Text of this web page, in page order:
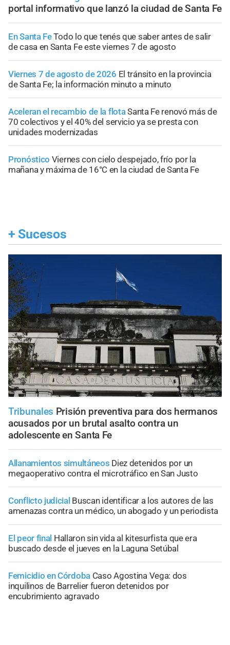
portal informativo que lanzó la ciudad de Santa Fe
En Santa FeTodo lo que tenés que saber antes de salir
de casa en Santa Fe este viernes 7 de agosto
Viernes 7 de agosto de 2026 El tránsito en la provincia
de Santa Fe; la información minuto a minuto
Aceleran el recambio de la flotaSanta Fe renovó más de
70 colectivos y el 40% del servicio ya se presta con
unidades modernizadas
Pronóstico Viernes con cielo despejado, frío por la
mañana y máxima de 16°C en la ciudad de Santa Fe
+ Sucesos
Tribunales Prisión preventiva para dos hermanos
acusados por un brutal asalto contra un
adolescente en Santa Fe
Allanamientos simultáneos Diez detenidos por un
megaoperativo contra el microtráfico en San Justo
Conflicto judicial Buscan identificar a los autores de las
amenazas contra un médico, un abogado y un periodista
El peor final Hallaron sin vida al kitesurfista que era
buscado desde el jueves en la Laguna Setúbal
Femicidio en Córdoba Caso Agostina Vega: dos
inquilinos de Barrelier fueron detenidos por
encubrimiento agravado